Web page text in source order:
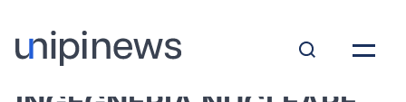
Tutte le news su: